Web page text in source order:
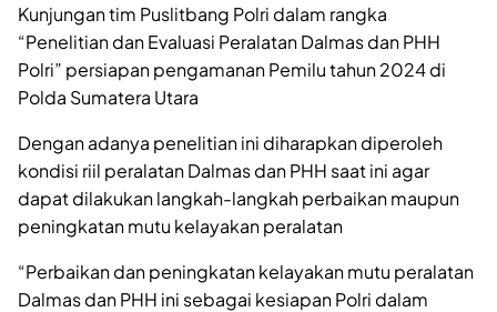
Kunjungan tim Puslitbang Polri dalam rangka
“Penelitian dan Evaluasi Peralatan Dalmas dan PHH
Polri” persiapan pengamanan Pemilu tahun 2024 di
Polda Sumatera Utara
Dengan adanya penelitian ini diharapkan diperoleh
kondisi riil peralatan Dalmas dan PHH saat ini agar
dapat dilakukan langkah-langkah perbaikan maupun
peningkatan mutu kelayakan peralatan
“Perbaikan dan peningkatan kelayakan mutu peralatan
Dalmas dan PHH ini sebagai kesiapan Polri dalam